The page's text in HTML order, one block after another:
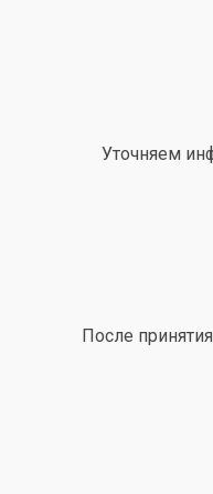
Уточняем
После